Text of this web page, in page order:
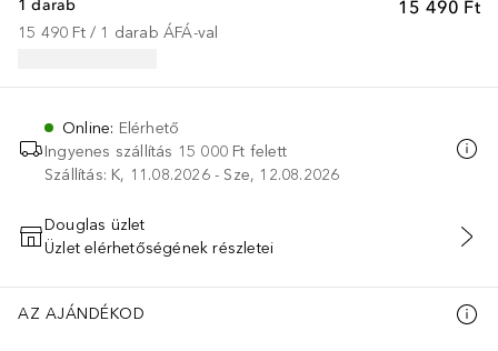
15 490 Ft
1 darab
15 490 Ft / 1 darab ÁFÁ-val
Online: Elérhető
Ingyenes szállítás 15 000 Ft felett
Szállítás: K, 11.08.2026 - Sze, 12.08.2026
KOSÁRBA HELYEZÉS
Douglas üzlet
Üzlet elérhetőségének részletei
AZ AJÁNDÉKOD